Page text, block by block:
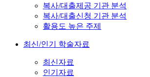
복사/대출제공 기관 분석
복사/대출신청 기관 분석
활용도 높은 주제
최신/인기 학술자료
최신자료
인기자료